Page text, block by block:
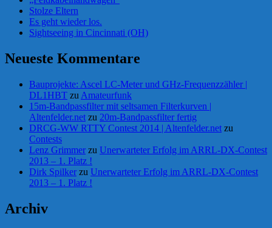
Stolze Eltern
Es geht wieder los.
Sightseeing in Cincinnati (OH)
Neueste Kommentare
Bauprojekte: Ascel LC-Meter und GHz-Frequenzzähler |
DL1HBT zu Amateurfunk
15m-Bandpassfilter mit seltsamen Filterkurven |
Altenfelder.net zu 20m-Bandpassfilter fertig
DRCG-WW RTTY Contest 2014 | Altenfelder.net zu
Contests
Lenz Grimmer zu Unerwarteter Erfolg im ARRL-DX-Contest
2013 – 1. Platz !
Dirk Spilker zu Unerwarteter Erfolg im ARRL-DX-Contest
2013 – 1. Platz !
Archiv